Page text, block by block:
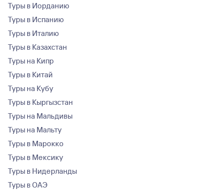
Туры в Иорданию
Туры в Испанию
Туры в Италию
Туры в Казахстан
Туры на Кипр
Туры в Китай
Туры на Кубу
Туры в Кыргызстан
Туры на Мальдивы
Туры на Мальту
Туры в Марокко
Туры в Мексику
Туры в Нидерланды
Туры в ОАЭ